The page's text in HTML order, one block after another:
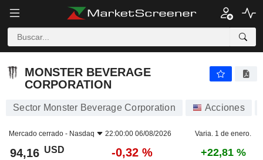
MONSTER BEVERAGE
CORPORATION
Sector Monster Beverage Corporation Acciones
Mercado cerrado - Nasdaq 22:00:00 06/08/2026 Varia. 1 de enero.
94,16 USD -0,32 % +22,81 %